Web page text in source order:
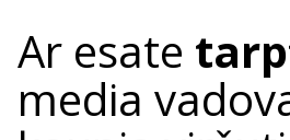
Ar esate
media